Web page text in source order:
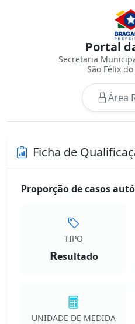
Portal
Secretaria
São Félix
Área
Ficha de
Proporção de casos
TIPO
Resultado
UNIDADE DE MEDIDA